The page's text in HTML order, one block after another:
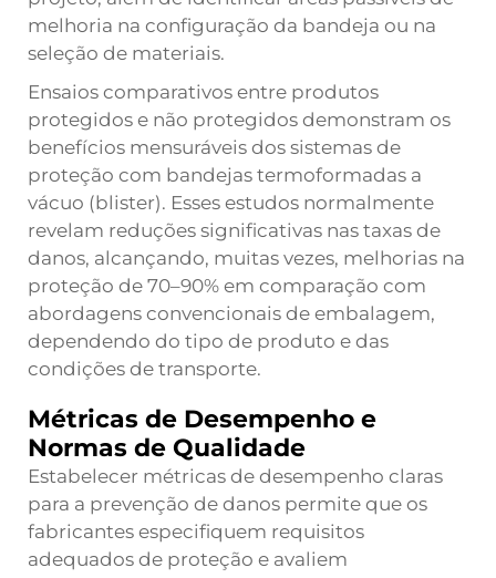
melhoria na configuração da bandeja ou na
seleção de materiais.
Ensaios comparativos entre produtos
protegidos e não protegidos demonstram os
benefícios mensuráveis dos sistemas de
proteção com bandejas termoformadas a
vácuo (blister). Esses estudos normalmente
revelam reduções significativas nas taxas de
danos, alcançando, muitas vezes, melhorias na
proteção de 70–90% em comparação com
abordagens convencionais de embalagem,
dependendo do tipo de produto e das
condições de transporte.
Métricas de Desempenho e
Normas de Qualidade
Estabelecer métricas de desempenho claras
para a prevenção de danos permite que os
fabricantes especifiquem requisitos
adequados de proteção e avaliem